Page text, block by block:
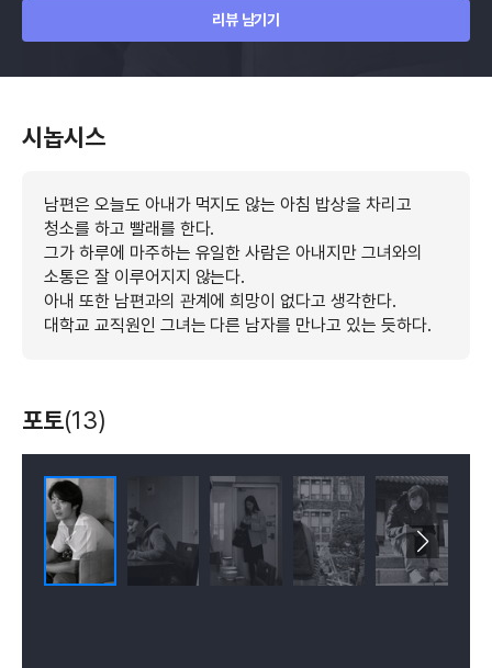
리뷰 남기기
시놉시스
남편은 오늘도 아내가 먹지도 않는 아침 밥상을 차리고
청소를 하고 빨래를 한다.
그가 하루에 마주하는 유일한 사람은 아내지만 그녀와의
소통은 잘 이루어지지 않는다.
아내 또한 남편과의 관계에 희망이 없다고 생각한다.
대학교 교직원인 그녀는 다른 남자를 만나고 있는 듯하다.
포토(13)